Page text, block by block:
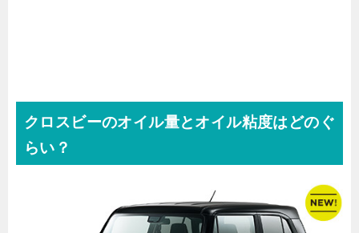
クロスビーのオイル量とオイル粘度はどのぐ
らい？